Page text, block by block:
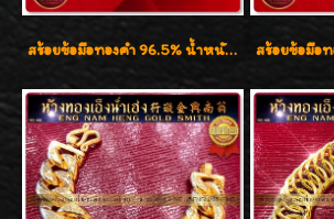
สร้อยข้อมือทองคำ 96.5% น้ำหนัก 2 บาท หน้ากว้าง 27 มิล กว้างเต็มข้อมือค่ะ